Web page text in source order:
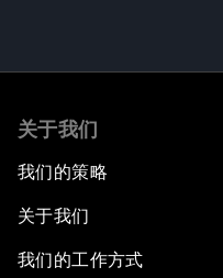
关于我们
我们的策略
关于我们
我们的工作方式